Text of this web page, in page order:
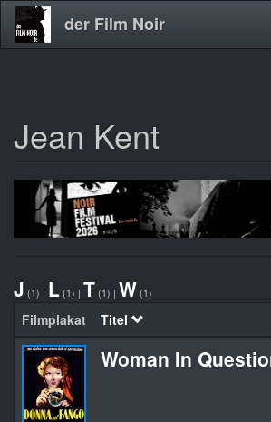
Direkt
zum
der Film Noir
Jean Kent
J (1) | L (1) | T (1) | W (1)
Filmplakat Titel
Woman In